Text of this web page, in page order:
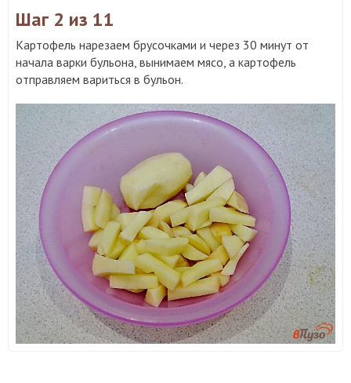
Шаг 2 из 11
Картофель нарезаем брусочками и через 30 минут от
начала варки бульона, вынимаем мясо, а картофель
отправляем вариться в бульон.